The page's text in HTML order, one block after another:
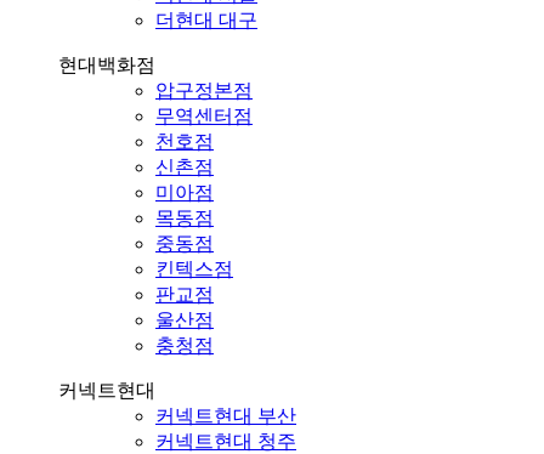
더현대 대구
현대백화점
압구정본점
무역센터점
천호점
신촌점
미아점
목동점
중동점
킨텍스점
판교점
울산점
충청점
커넥트현대
커넥트현대 부산
커넥트현대 청주